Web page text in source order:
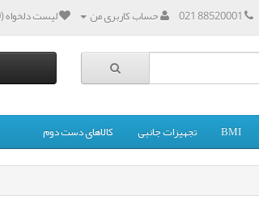
88520001 021 حساب کاربری من لیست دلخواه (0)
BMI تجهیزات جانبی کالاهای دست دوم